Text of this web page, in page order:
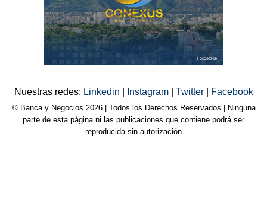
Nuestras redes: Linkedin Instagram Twitter Facebook
© Banca y Negocios 2026 | Todos los Derechos Reservados | Ninguna
parte de esta página ni las publicaciones que contiene podrá ser
reproducida sin autorización